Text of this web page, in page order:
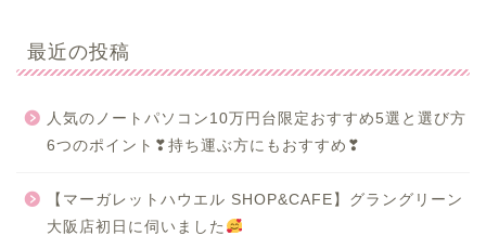
最近の投稿
人気のノートパソコン10万円台限定おすすめ5選と選び方
6つのポイント❣持ち運ぶ方にもおすすめ❣
【マーガレットハウエル SHOP&CAFE】グラングリーン
大阪店初日に伺いました